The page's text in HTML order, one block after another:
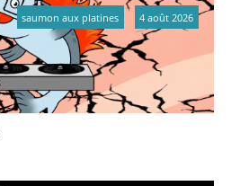
saumon aux platines 4 août 2026